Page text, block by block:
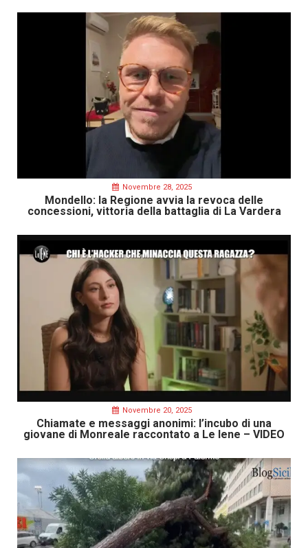
Novembre 28, 2025
Mondello: la Regione avvia la revoca delle
concessioni, vittoria della battaglia di La Vardera
Novembre 20, 2025
Chiamate e messaggi anonimi: l’incubo di una
giovane di Monreale raccontato a Le Iene – VIDEO